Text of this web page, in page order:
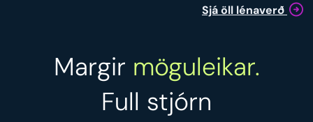
Sjá öll lénaverð
Margir möguleikar.
Full stjórn